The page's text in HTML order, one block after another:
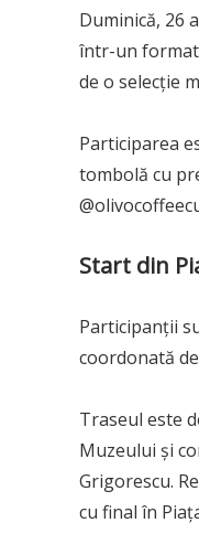
Duminică, 26
într-un format
de o selecție
Participarea
tombolă cu
Start din
Participanții
coordonată
Traseul este
Muzeului și
Grigorescu.
cu final în